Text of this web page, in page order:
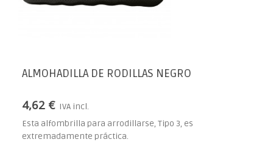
ALMOHADILLA DE RODILLAS NEGRO
4,62 € IVA incl.
Esta alfombrilla para arrodillarse, Tipo 3, es
extremadamente práctica.